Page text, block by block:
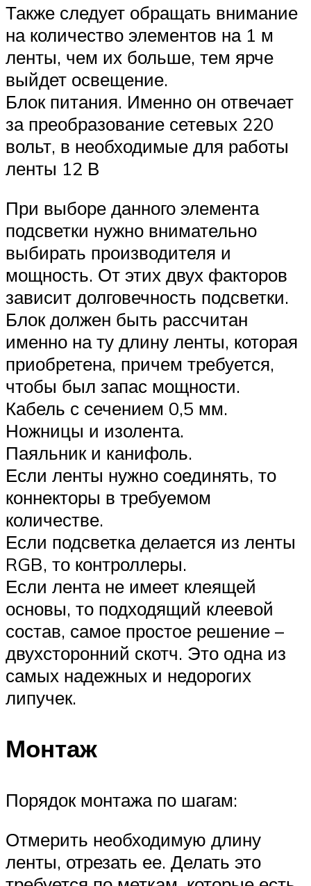
Также следует обращать внимание
на количество элементов на 1 м
ленты, чем их больше, тем ярче
выйдет освещение.
Блок питания. Именно он отвечает
за преобразование сетевых 220
вольт, в необходимые для работы
ленты 12 В
При выборе данного элемента
подсветки нужно внимательно
выбирать производителя и
мощность. От этих двух факторов
зависит долговечность подсветки.
Блок должен быть рассчитан
именно на ту длину ленты, которая
приобретена, причем требуется,
чтобы был запас мощности.
Кабель с сечением 0,5 мм.
Ножницы и изолента.
Паяльник и канифоль.
Если ленты нужно соединять, то
коннекторы в требуемом
количестве.
Если подсветка делается из ленты
RGB, то контроллеры.
Если лента не имеет клеящей
основы, то подходящий клеевой
состав, самое простое решение –
двухсторонний скотч. Это одна из
самых надежных и недорогих
липучек.
Монтаж
Порядок монтажа по шагам:
Отмерить необходимую длину
ленты, отрезать ее. Делать это